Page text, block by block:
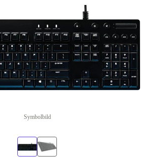
Symbolbild